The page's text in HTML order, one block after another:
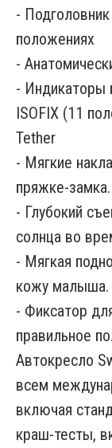
-
положениях
-
- Индикаторы
ISOFIX (11
Tether
- Мягкие
пряжке-замка.
- Глубокий
солнца во
- Мягкая
кожу малыша.
- Фиксатор
правильное
Автокресло
всем
включая
краш-тесты,